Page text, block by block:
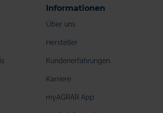
Informationen
Über uns
Hersteller
Kundenerfahrungen
Karriere
myAGRAR App